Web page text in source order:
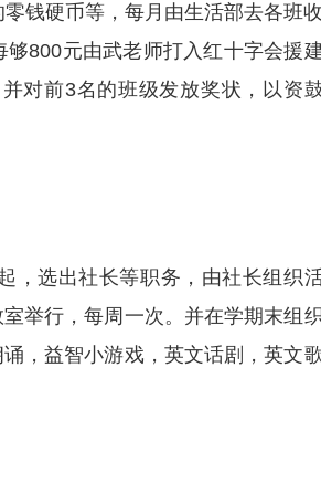
钱硬币等，每月由生活部去各班
800元由武老师打入红十字会援
对前3名的班级发放奖状，以资
，选出社长等职务，由社长组织
举行，每周一次。并在学期末组
，益智小游戏，英文话剧，英文